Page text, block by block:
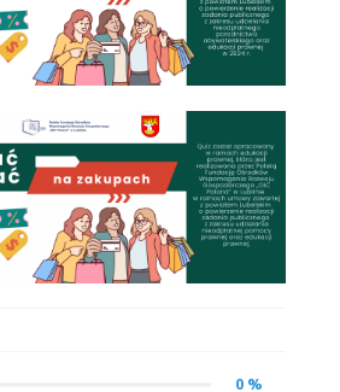
0 %